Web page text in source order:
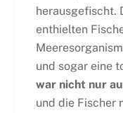
herausgefischt.
enthielten
und sogar eine
war nicht nur
und die Fischer